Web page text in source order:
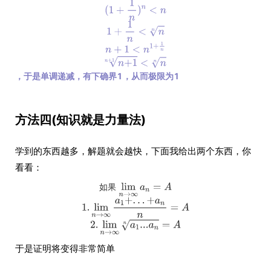
，于是单调递减，有下确界1，从而极限为1
方法四(知识就是力量法)
学到的东西越多，解题就会越快，下面我给出两个东西，你
看看：
如果
于是证明将变得非常简单